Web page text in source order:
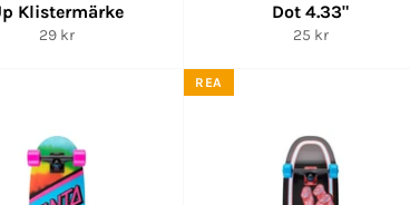
Klistermärke
Ordinarie
29 kr
Dot 4.33"
Ordinarie
25 kr
REA